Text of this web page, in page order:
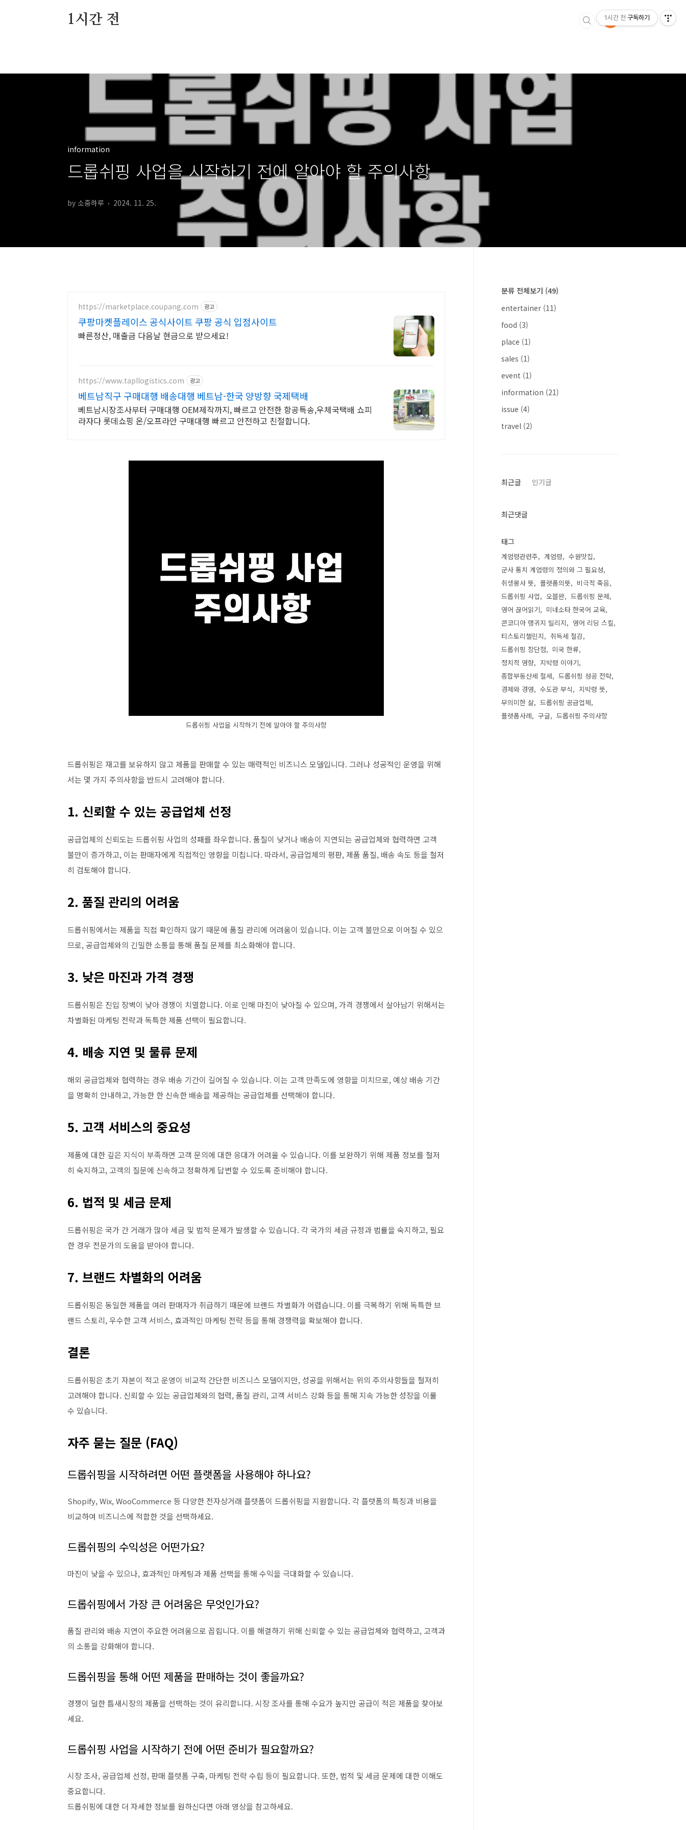
1시간 전
information
드롭쉬핑 사업을 시작하기 전에 알아야 할 주의사항
by 소중하루 2024. 11. 25.
https://marketplace.coupang.com 광고
쿠팡마켓플레이스 공식사이트 쿠팡 공식 입점사이트
빠른정산, 매출금 다음날 현금으로 받으세요!
https://www.tapllogistics.com 광고
베트남직구 구매대행 배송대행 베트남-한국 양방향 국제택배
베트남시장조사부터 구매대행 OEM제작까지, 빠르고 안전한 항공특송,우체국택배 쇼피
라자다 롯데쇼핑 온/오프라안 구매대행 빠르고 안전하고 친절합니다.
드롭쉬핑 사업을 시작하기 전에 알아야 할 주의사항
드롭쉬핑은 재고를 보유하지 않고 제품을 판매할 수 있는 매력적인 비즈니스 모델입니다. 그러나 성공적인 운영을 위해
서는 몇 가지 주의사항을 반드시 고려해야 합니다.
1. 신뢰할 수 있는 공급업체 선정
공급업체의 신뢰도는 드롭쉬핑 사업의 성패를 좌우합니다. 품질이 낮거나 배송이 지연되는 공급업체와 협력하면 고객
불만이 증가하고, 이는 판매자에게 직접적인 영향을 미칩니다. 따라서, 공급업체의 평판, 제품 품질, 배송 속도 등을 철저
히 검토해야 합니다.
2. 품질 관리의 어려움
드롭쉬핑에서는 제품을 직접 확인하지 않기 때문에 품질 관리에 어려움이 있습니다. 이는 고객 불만으로 이어질 수 있으
므로, 공급업체와의 긴밀한 소통을 통해 품질 문제를 최소화해야 합니다.
3. 낮은 마진과 가격 경쟁
드롭쉬핑은 진입 장벽이 낮아 경쟁이 치열합니다. 이로 인해 마진이 낮아질 수 있으며, 가격 경쟁에서 살아남기 위해서는
차별화된 마케팅 전략과 독특한 제품 선택이 필요합니다.
4. 배송 지연 및 물류 문제
해외 공급업체와 협력하는 경우 배송 기간이 길어질 수 있습니다. 이는 고객 만족도에 영향을 미치므로, 예상 배송 기간
을 명확히 안내하고, 가능한 한 신속한 배송을 제공하는 공급업체를 선택해야 합니다.
5. 고객 서비스의 중요성
제품에 대한 깊은 지식이 부족하면 고객 문의에 대한 응대가 어려울 수 있습니다. 이를 보완하기 위해 제품 정보를 철저
히 숙지하고, 고객의 질문에 신속하고 정확하게 답변할 수 있도록 준비해야 합니다.
6. 법적 및 세금 문제
드롭쉬핑은 국가 간 거래가 많아 세금 및 법적 문제가 발생할 수 있습니다. 각 국가의 세금 규정과 법률을 숙지하고, 필요
한 경우 전문가의 도움을 받아야 합니다.
7. 브랜드 차별화의 어려움
드롭쉬핑은 동일한 제품을 여러 판매자가 취급하기 때문에 브랜드 차별화가 어렵습니다. 이를 극복하기 위해 독특한 브
랜드 스토리, 우수한 고객 서비스, 효과적인 마케팅 전략 등을 통해 경쟁력을 확보해야 합니다.
결론
드롭쉬핑은 초기 자본이 적고 운영이 비교적 간단한 비즈니스 모델이지만, 성공을 위해서는 위의 주의사항들을 철저히
고려해야 합니다. 신뢰할 수 있는 공급업체와의 협력, 품질 관리, 고객 서비스 강화 등을 통해 지속 가능한 성장을 이룰
수 있습니다.
자주 묻는 질문 (FAQ)
드롭쉬핑을 시작하려면 어떤 플랫폼을 사용해야 하나요?
Shopify, Wix, WooCommerce 등 다양한 전자상거래 플랫폼이 드롭쉬핑을 지원합니다. 각 플랫폼의 특징과 비용을
비교하여 비즈니스에 적합한 것을 선택하세요.
드롭쉬핑의 수익성은 어떤가요?
마진이 낮을 수 있으나, 효과적인 마케팅과 제품 선택을 통해 수익을 극대화할 수 있습니다.
드롭쉬핑에서 가장 큰 어려움은 무엇인가요?
품질 관리와 배송 지연이 주요한 어려움으로 꼽힙니다. 이를 해결하기 위해 신뢰할 수 있는 공급업체와 협력하고, 고객과
의 소통을 강화해야 합니다.
드롭쉬핑을 통해 어떤 제품을 판매하는 것이 좋을까요?
경쟁이 덜한 틈새시장의 제품을 선택하는 것이 유리합니다. 시장 조사를 통해 수요가 높지만 공급이 적은 제품을 찾아보
세요.
드롭쉬핑 사업을 시작하기 전에 어떤 준비가 필요할까요?
시장 조사, 공급업체 선정, 판매 플랫폼 구축, 마케팅 전략 수립 등이 필요합니다. 또한, 법적 및 세금 문제에 대한 이해도
중요합니다.
드롭쉬핑에 대한 더 자세한 정보를 원하신다면 아래 영상을 참고하세요.
분류 전체보기 (49)
entertainer (11)
food (3)
place (1)
sales (1)
event (1)
information (21)
issue (4)
travel (2)
최근글 인기글
최근댓글
태그
계엄령관련주 계엄령
수원맛집
군사 통치 계엄령의 정의와 그 필요성
취생몽사 뜻
플랫폼의뜻
비극적 죽음
드롭쉬핑 사업
오블완
드롭쉬핑 문제
영어 끊어읽기
미네소타 한국어 교육
콘코디아 랭귀지 빌리지
영어 리딩 스킬
티스토리챌린지
취득세 절감
드롭쉬핑 장단점
미국 한류
정치적 영향
지박령 이야기
종합부동산세 절세
드롭쉬핑 성공 전략
경제와 경영
수도관 부식
지박령 뜻
무의미한 삶
드롭쉬핑 공급업체
플랫폼사례
구글 드롭쉬핑 주의사항
1시간 전 구독하기